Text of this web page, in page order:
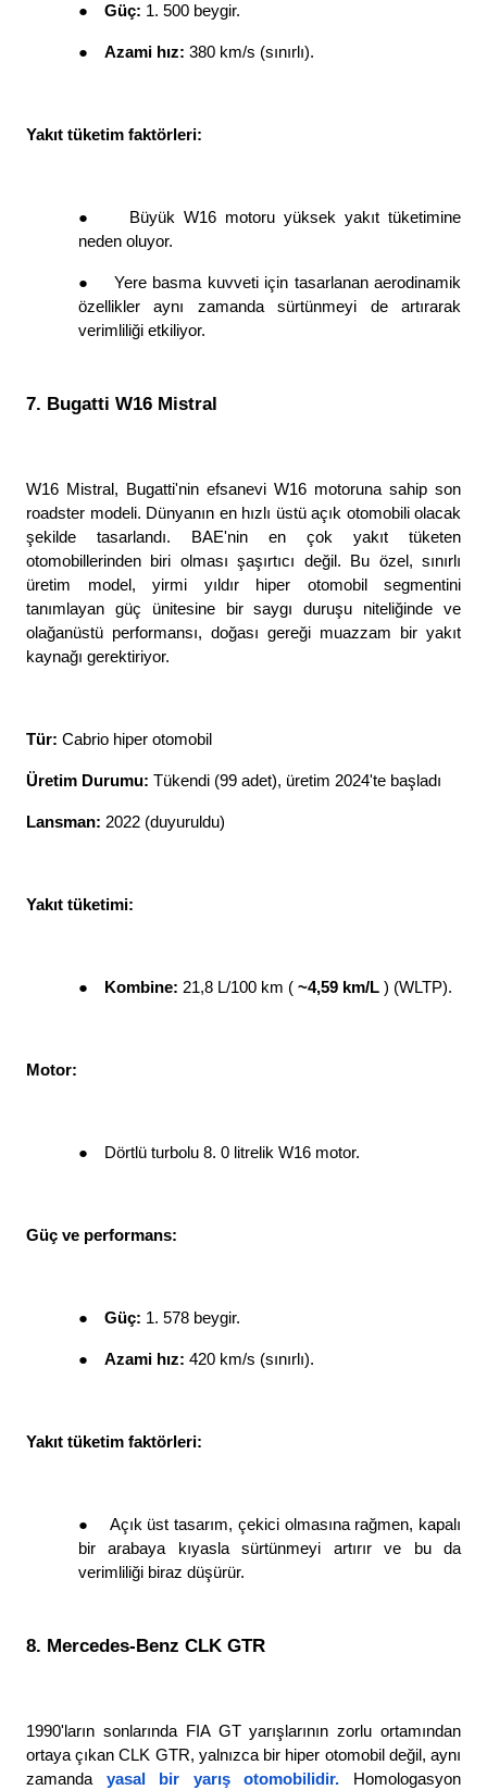
● Güç: 1. 500 beygir.
● Azami hız: 380 km/s (sınırlı).
Yakıt tüketim faktörleri:
●
Büyük W16 motoru yüksek yakıt tüketimine
neden oluyor.
●
Yere basma kuvveti için tasarlanan aerodinamik
özellikler aynı zamanda sürtünmeyi de artırarak
verimliliği etkiliyor.
7. Bugatti W16 Mistral
W16 Mistral, Bugatti'nin efsanevi W16 motoruna sahip son
roadster modeli. Dünyanın en hızlı üstü açık otomobili olacak
şekilde tasarlandı. BAE'nin en çok yakıt tüketen
otomobillerinden biri olması şaşırtıcı değil. Bu özel, sınırlı
üretim model, yirmi yıldır hiper otomobil segmentini
tanımlayan güç ünitesine bir saygı duruşu niteliğinde ve
olağanüstü performansı, doğası gereği muazzam bir yakıt
kaynağı gerektiriyor.
Tür: Cabrio hiper otomobil
Üretim Durumu: Tükendi (99 adet), üretim 2024'te başladı
Lansman: 2022 (duyuruldu)
Yakıt tüketimi:
● Kombine: 21,8 L/100 km ( ~4,59 km/L ) (WLTP).
Motor:
● Dörtlü turbolu 8. 0 litrelik W16 motor.
Güç ve performans:
● Güç: 1. 578 beygir.
● Azami hız: 420 km/s (sınırlı).
Yakıt tüketim faktörleri:
●
Açık üst tasarım, çekici olmasına rağmen, kapalı
bir arabaya kıyasla sürtünmeyi artırır ve bu da
verimliliği biraz düşürür.
8. Mercedes-Benz CLK GTR
1990'ların sonlarında FIA GT yarışlarının zorlu ortamından
ortaya çıkan CLK GTR, yalnızca bir hiper otomobil değil, aynı
zamanda
yasal bir yarış otomobilidir.
Homologasyon